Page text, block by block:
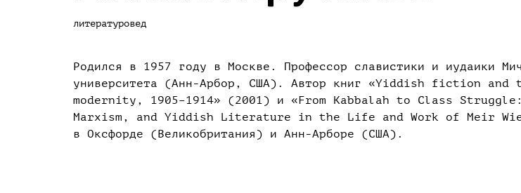
литературовед
Родился в 1957 году в Москве. Профессор славистики и иудаики
университета (Анн‑Арбор, США). Автор книг «Yiddish fiction
modernity, 1905–1914» (2001) и «From Kabbalah to Class
Marxism, and Yiddish Literature in the Life and Work of Meir
в Оксфорде (Великобритания) и Анн‑Арборе (США).